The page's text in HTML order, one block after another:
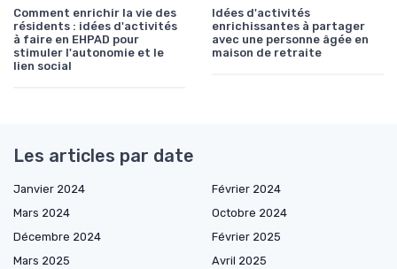
Comment enrichir la vie des
résidents : idées d'activités
à faire en EHPAD pour
stimuler l'autonomie et le
lien social
Idées d'activités
enrichissantes à partager
avec une personne âgée en
maison de retraite
Les articles par date
Janvier 2024
Février 2024
Mars 2024
Octobre 2024
Décembre 2024
Février 2025
Mars 2025
Avril 2025